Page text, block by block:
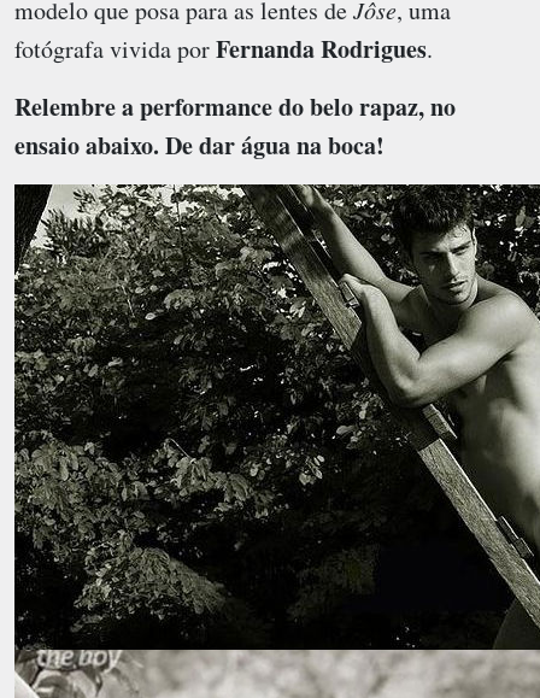
modelo que posa para as lentes deJôse, uma
fotógrafa vivida porFernanda Rodrigues.
Relembre a performance do belo rapaz, no
ensaio abaixo. De dar água na boca!